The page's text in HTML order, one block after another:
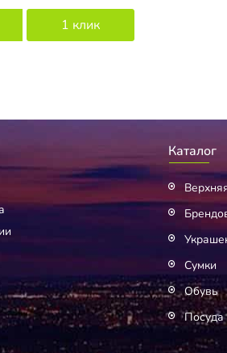
1 клик
Каталог
Сумки
Обувь